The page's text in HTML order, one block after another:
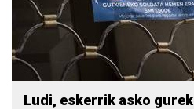
Ludi, eskerrik asko